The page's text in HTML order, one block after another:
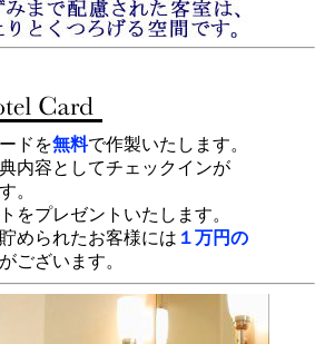
を無料で作製いたします。
チェックインが
いたします。
お客様には １万円の
がございます。